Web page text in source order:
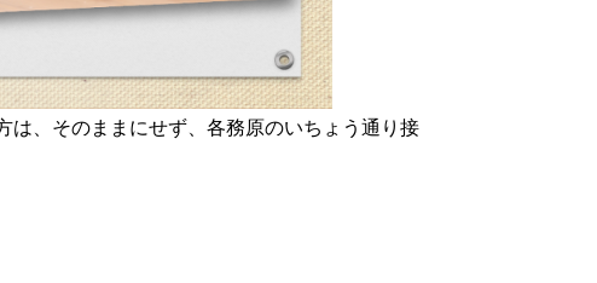
は、そのままにせず、各務原のいちょう通り接